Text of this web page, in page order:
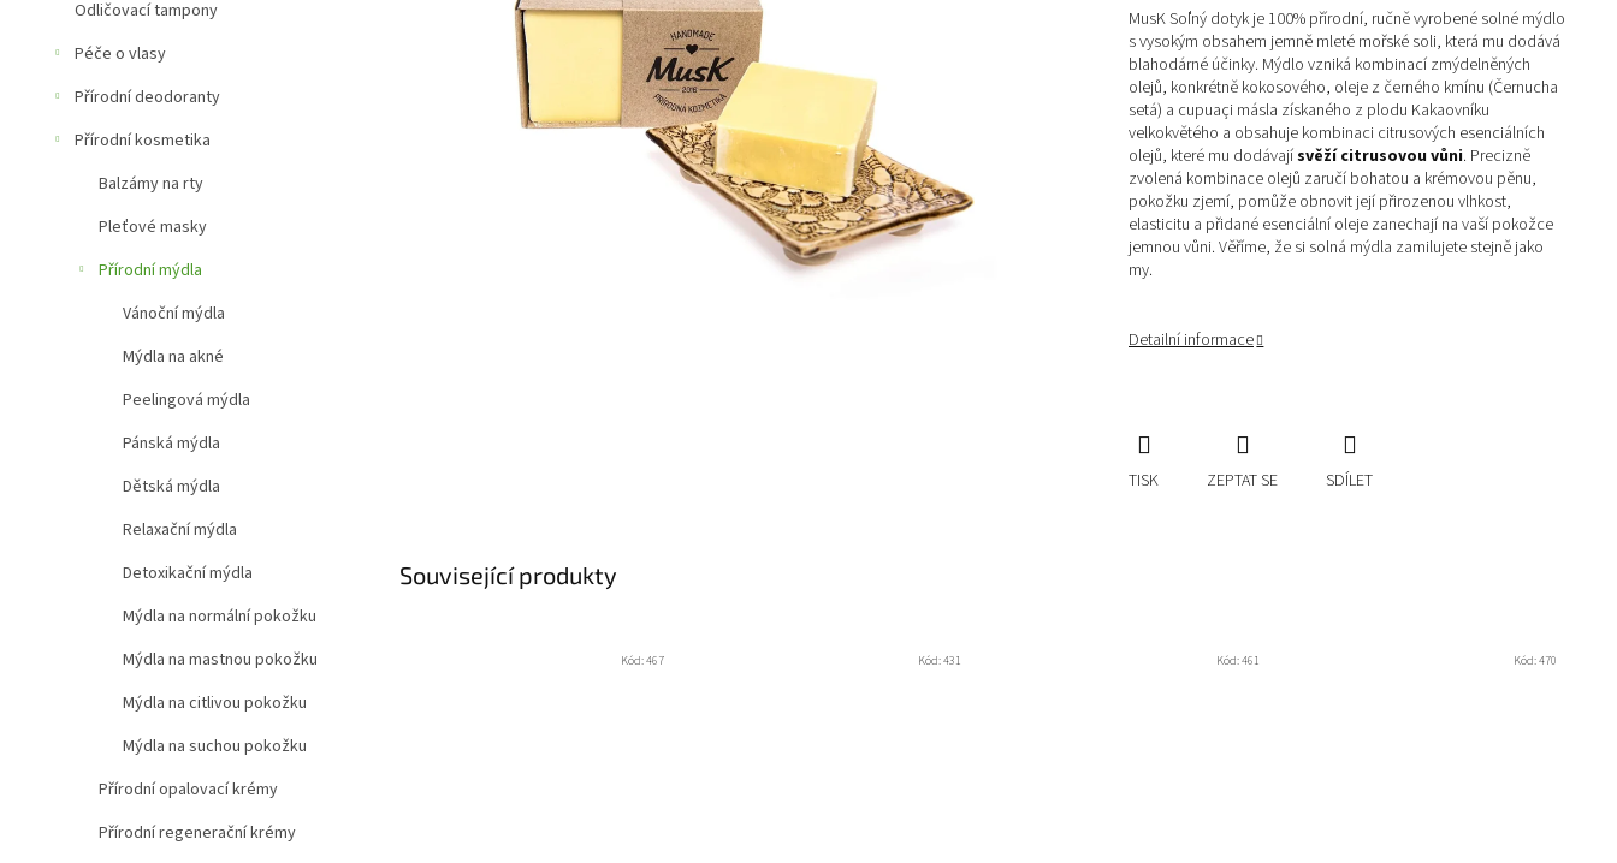
e
Odličovací tampony
Péče o vlasy
Přírodní deodoranty
Přírodní kosmetika
Balzámy na rty
Pleťové masky
Přírodní mýdla
Vánoční mýdla
Mýdla na akné
Peelingová mýdla
Pánská mýdla
Dětská mýdla
Relaxační mýdla
Detoxikační mýdla
Mýdla na normální pokožku
Mýdla na mastnou pokožku
Mýdla na citlivou pokožku
Mýdla na suchou pokožku
Přírodní opalovací krémy
Přírodní regenerační krémy
MusK Soľný dotyk je 100% přírodní, ručně vyrobené solné mýdlo
s vysokým obsahem jemně mleté mořské soli, která mu dodává
blahodárné účinky. Mýdlo vzniká kombinací zmýdelněných
olejů, konkrétně kokosového, oleje z černého kmínu (Černucha
setá) a cupuaçi másla získaného z plodu Kakaovníku
velkokvětého a obsahuje kombinaci citrusových esenciálních
olejů, které mu dodávajísvěží citrusovou vůni. Precizně
zvolená kombinace olejů zaručí bohatou a krémovou pěnu,
pokožku zjemí, pomůže obnovit její přirozenou vlhkost,
elasticitu a přidané esenciální oleje zanechají na vaší pokožce
jemnou vůni. Věříme, že si solná mýdla zamilujete stejně jako
my.
Detailní informace
TISK ZEPTAT SE SDÍLET
Související produkty
Kód:467 Kód:431 Kód:461 Kód:470